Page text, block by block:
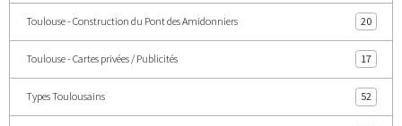
Toulouse - Construction du Pont des Amidonniers 20
Toulouse - Cartes privées / Publicités 17
Types Toulousains 52